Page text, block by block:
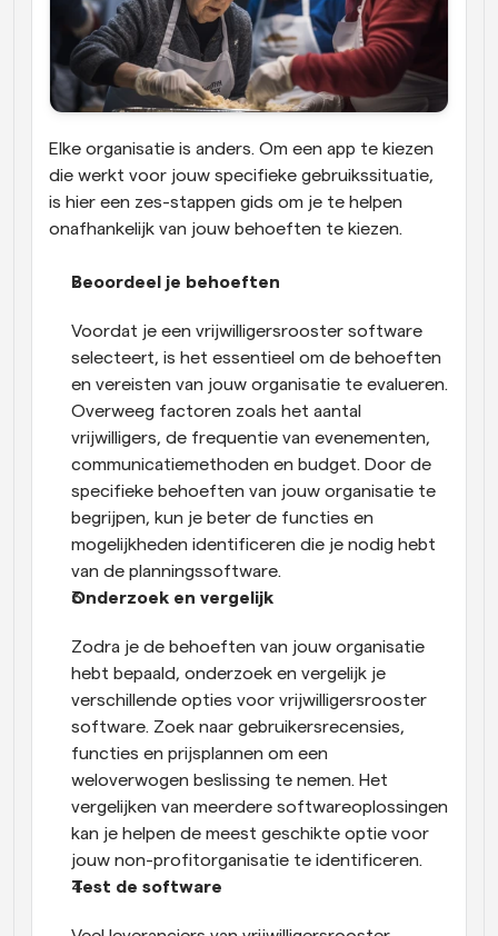
Elke organisatie is anders. Om een app te kiezen
die werkt voor jouw specifieke gebruikssituatie,
is hier een zes-stappen gids om je te helpen
onafhankelijk van jouw behoeften te kiezen.
Beoordeel je behoeften
Voordat je een vrijwilligersrooster software
selecteert, is het essentieel om de behoeften
en vereisten van jouw organisatie te evalueren.
Overweeg factoren zoals het aantal
vrijwilligers, de frequentie van evenementen,
communicatiemethoden en budget. Door de
specifieke behoeften van jouw organisatie te
begrijpen, kun je beter de functies en
mogelijkheden identificeren die je nodig hebt
van de planningssoftware.
Onderzoek en vergelijk
Zodra je de behoeften van jouw organisatie
hebt bepaald, onderzoek en vergelijk je
verschillende opties voor vrijwilligersrooster
software. Zoek naar gebruikersrecensies,
functies en prijsplannen om een
weloverwogen beslissing te nemen. Het
vergelijken van meerdere softwareoplossingen
kan je helpen de meest geschikte optie voor
jouw non-profitorganisatie te identificeren.
Test de software